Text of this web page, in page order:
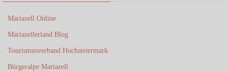
Mariazell Online
Mariazellerland Blog
Tourismusverband Hochsteiermark
Bürgeralpe Mariazell